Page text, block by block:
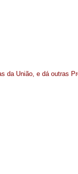
da União, e dá outras